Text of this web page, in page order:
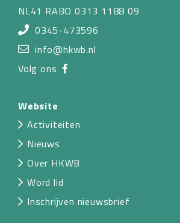
NL41 RABO 0313 1188 09
0345-473596
info@hkwb.nl
Volg ons
Website
Activiteiten
Nieuws
Over HKWB
Word lid
Inschrijven nieuwsbrief